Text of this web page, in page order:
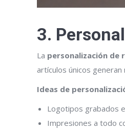
3.
La personalización de
artículos únicos
Ideas de
Logotipos grabados
Impresiones a todo